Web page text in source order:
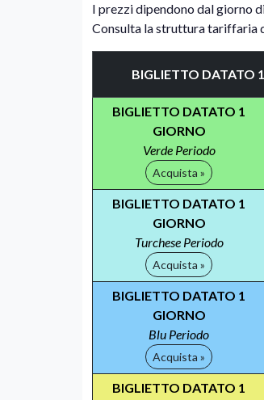
I prezzi dipendono dal giorno
Consulta la struttura tariffaria
BIGLIETTO DATATO
BIGLIETTO DATATO 1
GIORNO
Verde Periodo
Acquista »
BIGLIETTO DATATO 1
GIORNO
Turchese Periodo
Acquista »
BIGLIETTO DATATO 1
GIORNO
Blu Periodo
Acquista »
BIGLIETTO DATATO 1